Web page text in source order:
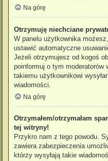
Na górę
Otrzymuję niechciane
W panelu użytkownika
ustawić automatyczne
Jeżeli otrzymujesz od kogoś
poinformuj o tym moderatorów
takiemu użytkownikowi
wiadomości.
Na górę
Otrzymałem/otrzymałam
tej witryny!
Przykro nam z tego powodu.
zawiera zabezpieczenia
którzy wysyłają takie